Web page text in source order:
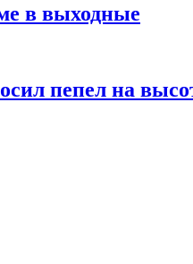
в выходные
пепел на